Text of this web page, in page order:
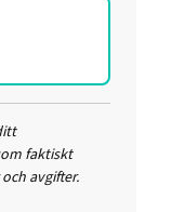
faktiskt
avgifter.